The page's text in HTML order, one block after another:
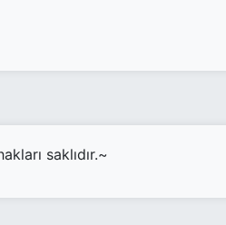
saklıdır.~